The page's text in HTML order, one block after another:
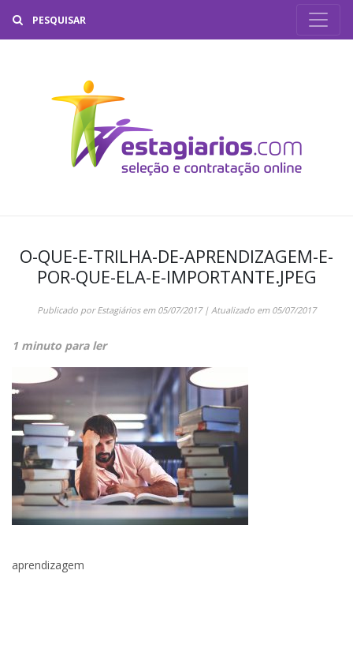
O-QUE-E-TRILHA-DE-APRENDIZAGEM-E-
POR-QUE-ELA-E-IMPORTANTE.JPEG
Publicado porEstagiáriosem 05/07/2017| Atualizado em 05/07/2017
1 minuto para ler
aprendizagem